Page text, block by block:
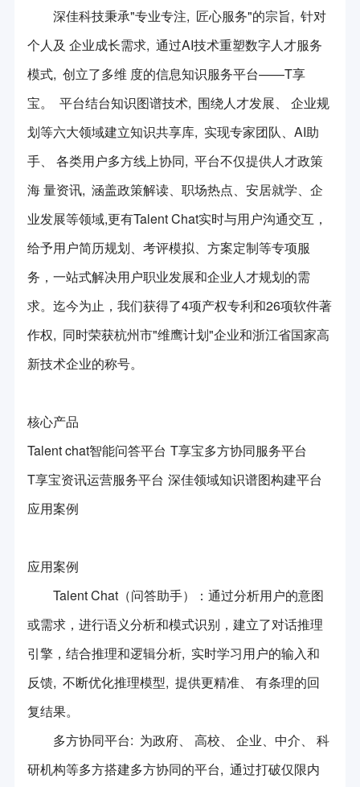
第五届中国（杭州）国际机器人西湖论坛
第六届中国（杭州）国际机器人西湖论坛
2024年中国（杭州）国际机器人西湖论坛
机器人竞赛
科技志愿服务队
服务队介绍
服务队活动
专利咨询服务
《机器人技术与应用》杂志
立德机器人平台
浙江省标准化研究院
方圆检测集团
政策要闻
法律法规
加入我们
入会申请
联系我们
深佳科技秉承"专业专注, 匠心服务"的宗旨, 针对
个人及 企业成长需求, 通过AI技术重塑数字人才服务
模式, 创立了多维 度的信息知识服务平台——T享
宝。 平台结台知识图谱技术, 围绕人才发展、 企业规
划等六大领域建立知识共享库, 实现专家团队、AI助
手、 各类用户多方线上协同, 平台不仅提供人才政策
海 量资讯, 涵盖政策解读、职场热点、安居就学、企
业发展等领域,更有Talent Chat实时与用户沟通交互，
给予用户简历规划、考评模拟、方案定制等专项服
务，一站式解决用户职业发展和企业人才规划的需
求。迄今为止，我们获得了4项产权专利和26项软件著
作权, 同时荣获杭州市"维鹰计划"企业和浙江省国家高
新技术企业的称号。
核心产品
Talent chat智能问答平台 T享宝多方协同服务平台
T享宝资讯运营服务平台 深佳领域知识谱图构建平台
应用案例
应用案例
Talent Chat（问答助手）：通过分析用户的意图
或需求，进行语义分析和模式识别，建立了对话推理
引擎，结合推理和逻辑分析, 实时学习用户的输入和
反馈, 不断优化推理模型, 提供更精准、 有条理的回
复结果。
多方协同平台: 为政府、 高校、 企业、中介、 科
研机构等多方搭建多方协同的平台, 通过打破仅限内